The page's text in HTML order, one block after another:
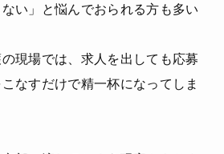
ない」と悩んでおられる方も多い
現場では、求人を出しても応募
なすだけで精一杯になってしま